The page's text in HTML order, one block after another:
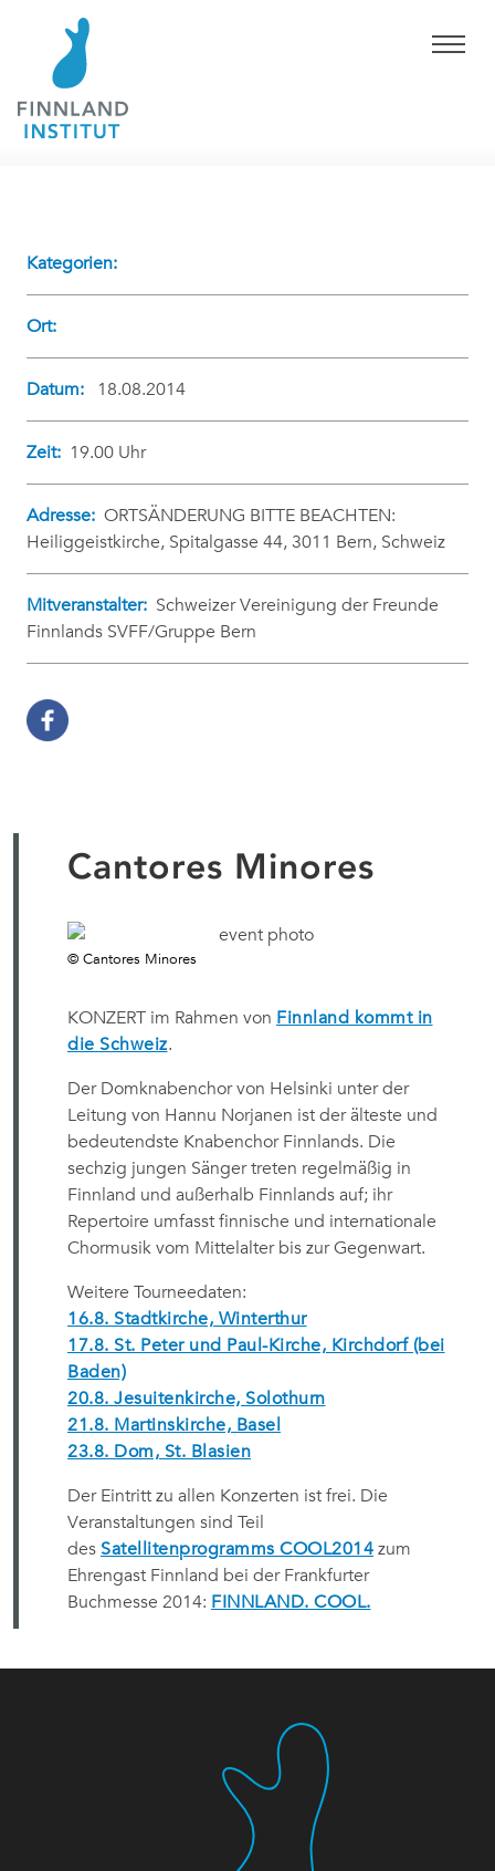
Kategorien:
Ort:
Datum: 18.08.2014
Zeit: 19.00 Uhr
Adresse: ORTSÄNDERUNG BITTE BEACHTEN:
Heiliggeistkirche, Spitalgasse 44, 3011 Bern, Schweiz
Mitveranstalter: Schweizer Vereinigung der Freunde
Finnlands SVFF/Gruppe Bern
Cantores Minores
© Cantores Minores
KONZERT im Rahmen von Finnland kommt in
die Schweiz.
Der Domknabenchor von Helsinki unter der
Leitung von Hannu Norjanen ist der älteste und
bedeutendste Knabenchor Finnlands. Die
sechzig jungen Sänger treten regelmäßig in
Finnland und außerhalb Finnlands auf; ihr
Repertoire umfasst finnische und internationale
Chormusik vom Mittelalter bis zur Gegenwart.
Weitere Tourneedaten:
16.8. Stadtkirche, Winterthur
17.8. St. Peter und Paul-Kirche, Kirchdorf (bei
Baden)
20.8. Jesuitenkirche, Solothurn
21.8. Martinskirche, Basel
23.8. Dom, St. Blasien
Der Eintritt zu allen Konzerten ist frei. Die
Veranstaltungen sind Teil
des Satellitenprogramms COOL2014 zum
Ehrengast Finnland bei der Frankfurter
Buchmesse 2014: FINNLAND. COOL.